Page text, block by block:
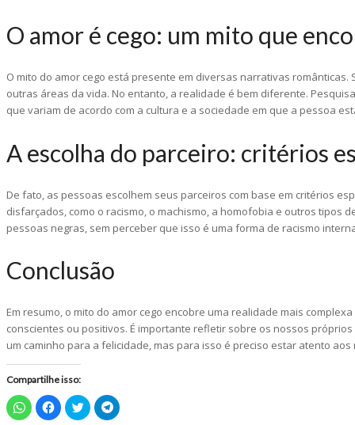
O amor é cego: um mito que
O mito do amor cego está presente em diversas narrativas
outras áreas da vida. No entanto, a realidade é bem diferente.
que variam de acordo com a cultura e a sociedade em que a pessoa
A escolha do parceiro: critérios
De fato, as pessoas escolhem seus parceiros com base em critérios
disfarçados, como o racismo, o machismo, a homofobia e outros
pessoas negras, sem perceber que isso é uma forma de racismo
Conclusão
Em resumo, o mito do amor cego encobre uma realidade mais
conscientes ou positivos. É importante refletir sobre os nossos
um caminho para a felicidade, mas para isso é preciso estar atento
Compartilhe isso:
Clique
para
Clique
para
Clique
para
Clique
para